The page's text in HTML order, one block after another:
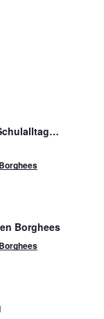
Borghees